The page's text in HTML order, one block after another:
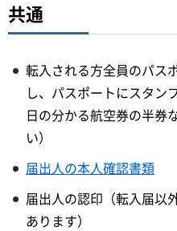
共通
転入される方全員のパス
し、パスポートにスタン
日の分かる航空券の半券
い）
届出人の本人確認書類
届出人の認印（転入届以
あります）